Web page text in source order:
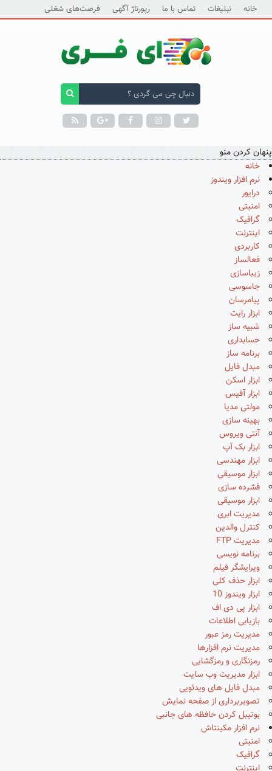
خانه تبلیغات تماس با ما رپورتاژ آگهی فرصت‌های شغلی
پنهان کردن منو
خانه
نرم افزار ویندوز
درایور
امنیتی
گرافیک
اینترنت
کاربردی
فعالساز
زیباسازی
جاسوسی
پیامرسان
ابزار رایت
شبیه ساز
حسابداری
برنامه ساز
مبدل فایل
ابزار اسکن
ابزار آفیس
مولتی مدیا
بهینه سازی
آنتی ویروس
ابزار بک آپ
ابزار مهندسی
ابزار موسیقی
فشرده سازی
ابزار موسیقی
مدیریت ابری
کنترل والدین
مدیریت FTP
برنامه نویسی
ویرایشگر فیلم
ابزار حذف کلی
ابزار ویندوز 10
ابزار پی دی اف
بازیابی اطلاعات
مدیریت رمز عبور
مدیریت نرم افزارها
رمزنگاری و رمزگشایی
ابزار مدیریت وب سایت
مبدل فایل های ویدئویی
تصویربرداری از صفحه نمایش
بوتیبل کردن حافظه های جانبی
نرم افزار مکینتاش
امنیتی
گرافیک